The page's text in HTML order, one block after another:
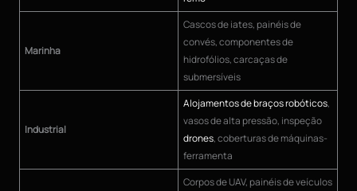
Marinha
Cascos de iates, painéis de
convés, componentes de
hidrofólios, carcaças de
submersíveis
Industrial
Alojamentos de braços robóticos,
vasos de alta pressão, inspeção
drones, coberturas de máquinas-
ferramenta
Corpos de UAV, painéis de veículos